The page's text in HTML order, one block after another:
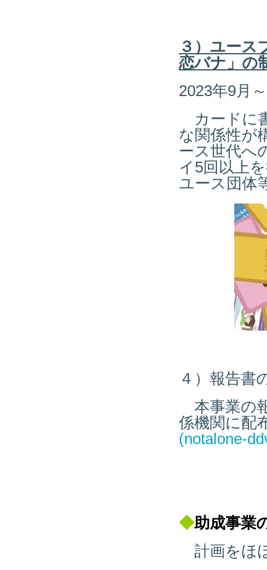
３）ユー
恋バナ」の
2023年9月
カードに
な関係性が
ース世代へ
イ5回以上
ユース団体
４）報告書
本事業の
係機関に配
(notalone-
◆助成事業
計画をほ